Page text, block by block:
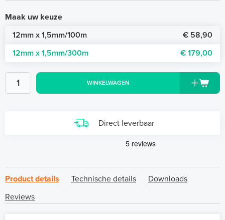
Maak uw keuze
12mm x 1,5mm/100m
€ 58,90
12mm x 1,5mm/300m
€ 179,00
WINKELWAGEN
Direct leverbaar
Product details Technische details
Downloads
Reviews